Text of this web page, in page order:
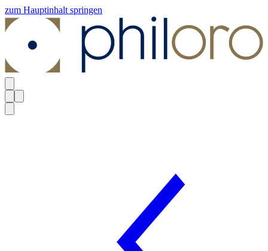
zum Hauptinhalt springen